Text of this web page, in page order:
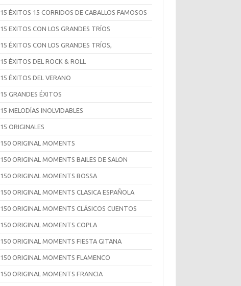
15 ÉXITOS 15 CORRIDOS DE CABALLOS FAMOSOS
15 EXITOS CON LOS GRANDES TRÍOS
15 ÉXITOS CON LOS GRANDES TRÍOS,
15 ÉXITOS DEL ROCK & ROLL
15 ÉXITOS DEL VERANO
15 GRANDES ÉXITOS
15 MELODÍAS INOLVIDABLES
15 ORIGINALES
150 ORIGINAL MOMENTS
150 ORIGINAL MOMENTS BAILES DE SALON
150 ORIGINAL MOMENTS BOSSA
150 ORIGINAL MOMENTS CLASICA ESPAÑOLA
150 ORIGINAL MOMENTS CLÁSICOS CUENTOS
150 ORIGINAL MOMENTS COPLA
150 ORIGINAL MOMENTS FIESTA GITANA
150 ORIGINAL MOMENTS FLAMENCO
150 ORIGINAL MOMENTS FRANCIA